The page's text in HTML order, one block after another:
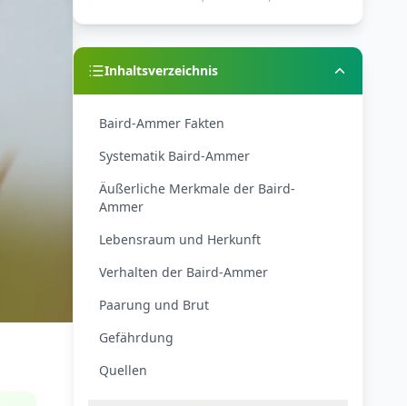
Inhaltsverzeichnis
Baird-Ammer Fakten
Systematik Baird-Ammer
Äußerliche Merkmale der Baird-
Ammer
Lebensraum und Herkunft
Verhalten der Baird-Ammer
Paarung und Brut
Gefährdung
Quellen